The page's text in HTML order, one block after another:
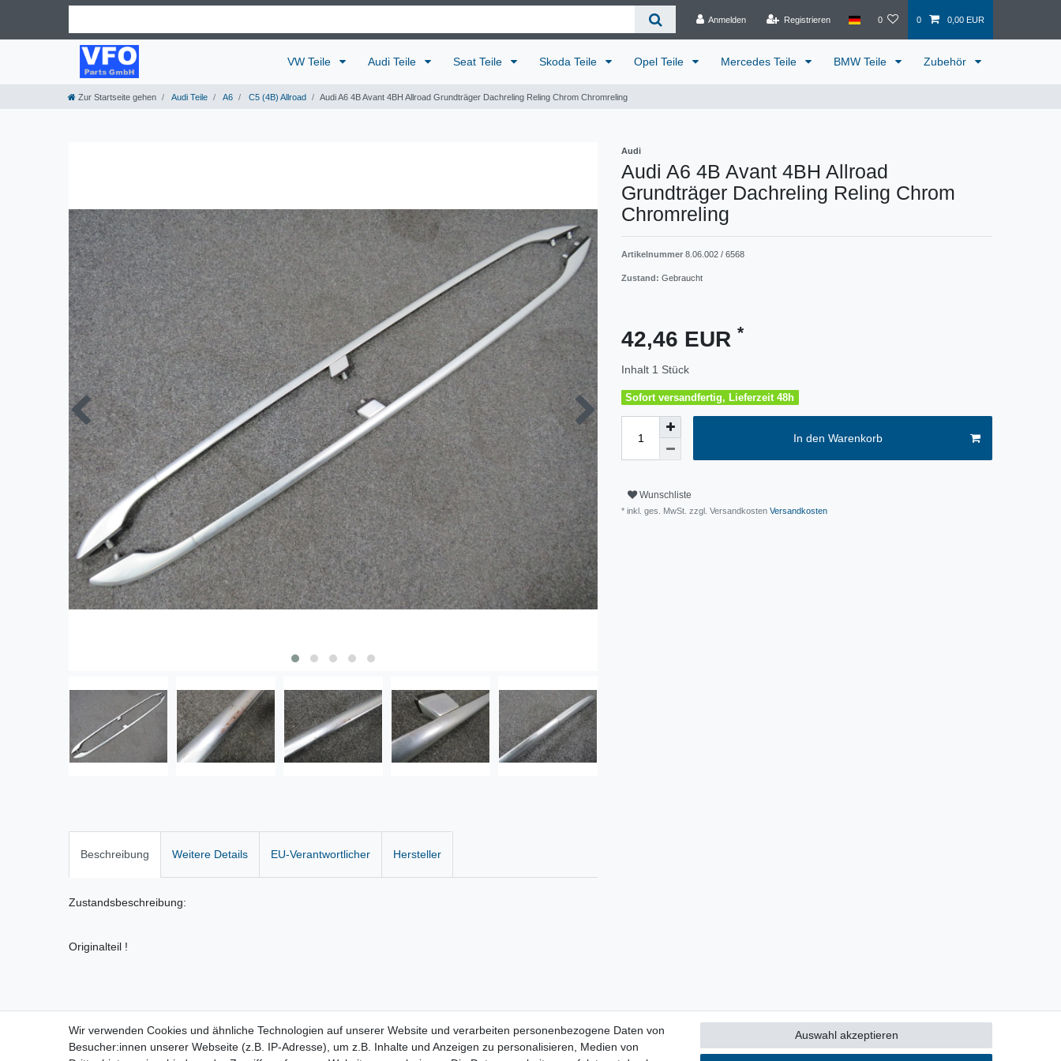
Anmelden Registrieren 0 0 0,00 EUR
VW Teile Audi Teile Seat Teile Skoda Teile Opel Teile Mercedes Teile BMW Teile Zubehör
Zur Startseite gehen Audi Teile A6 C5 (4B) Allroad Audi A6 4B Avant 4BH Allroad Grundträger Dachreling Reling Chrom Chromreling
Audi
Audi A6 4B Avant 4BH Allroad
Grundträger Dachreling Reling Chrom
Chromreling
Artikelnummer 8.06.002 / 6568
Zustand: Gebraucht
42,46 EUR *
Inhalt 1 Stück
Sofort versandfertig, Lieferzeit 48h
In den Warenkorb
Wunschliste
* inkl. ges. MwSt. zzgl. Versandkosten Versandkosten
Beschreibung Weitere Details EU-Verantwortlicher Hersteller
Zustandsbeschreibung:
Originalteil !
Vertrag widerrufen
Wir verwenden Cookies und ähnliche Technologien auf unserer Website und verarbeiten personenbezogene Daten von
Besucher:innen unserer Webseite (z.B. IP-Adresse), um z.B. Inhalte und Anzeigen zu personalisieren, Medien von
Auswahl akzeptieren